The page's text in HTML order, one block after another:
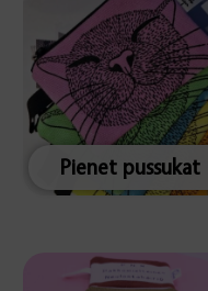
Pienet pussukat